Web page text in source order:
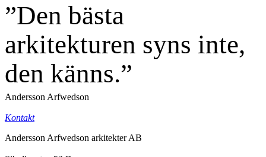
”Den bästa
arkitekturen syns inte,
den känns.”
Andersson Arfwedson
Kontakt
Andersson Arfwedson arkitekter AB